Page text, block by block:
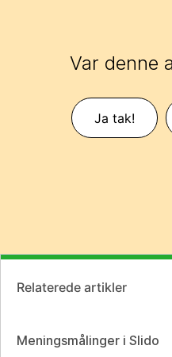
Var denne
Ja tak!
Relaterede artikler
Meningsmålinger i Slido